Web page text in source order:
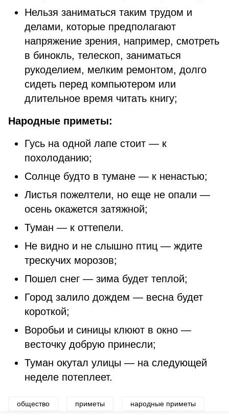
Нельзя заниматься таким трудом и
делами, которые предполагают
напряжение зрения, например, смотреть
в бинокль, телескоп, заниматься
рукоделием, мелким ремонтом, долго
сидеть перед компьютером или
длительное время читать книгу;
Народные приметы:
Гусь на одной лапе стоит — к
похолоданию;
Солнце будто в тумане — к ненастью;
Листья пожелтели, но еще не опали —
осень окажется затяжной;
Туман — к оттепели.
Не видно и не слышно птиц — ждите
трескучих морозов;
Пошел снег — зима будет теплой;
Город залило дождем — весна будет
короткой;
Воробьи и синицы клюют в окно —
весточку добрую принесли;
Туман окутал улицы — на следующей
неделе потеплеет.
общество приметы народные приметы